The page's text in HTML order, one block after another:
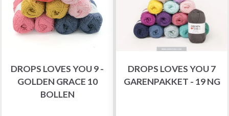
DROPS LOVES YOU 9 -
GOLDEN GRACE 10
BOLLEN
DROPS LOVES YOU 7
GARENPAKKET - 19 NG